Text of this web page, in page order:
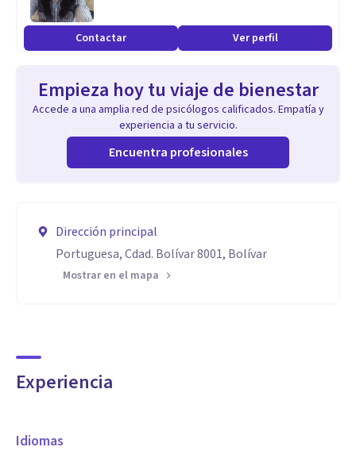
Contactar Ver perfil
Empieza hoy tu viaje de bienestar
Accede a una amplia red de psicólogos calificados. Empatía y
experiencia a tu servicio.
Encuentra profesionales
Dirección principal
Portuguesa, Cdad. Bolívar 8001, Bolívar
Mostrar en el mapa
Experiencia
Idiomas